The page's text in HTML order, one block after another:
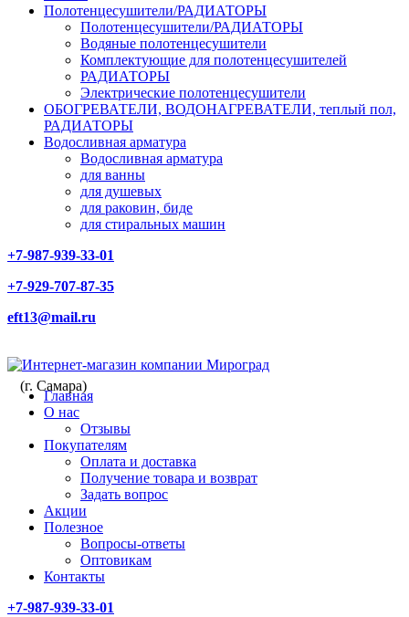
Полотенцесушители/РАДИАТОРЫ
Полотенцесушители/РАДИАТОРЫ
Водяные полотенцесушители
Комплектующие для полотенцесушителей
РАДИАТОРЫ
Электрические полотенцесушители
ОБОГРЕВАТЕЛИ, ВОДОНАГРЕВАТЕЛИ, теплый пол,
РАДИАТОРЫ
Водосливная арматура
Водосливная арматура
для ванны
для душевых
для раковин, биде
для стиральных машин
+7-987-939-33-01
+7-929-707-87-35
eft13@mail.ru
(г. Самара)
Главная
О нас
Отзывы
Покупателям
Оплата и доставка
Получение товара и возврат
Задать вопрос
Акции
Полезное
Вопросы-ответы
Оптовикам
Контакты
+7-987-939-33-01